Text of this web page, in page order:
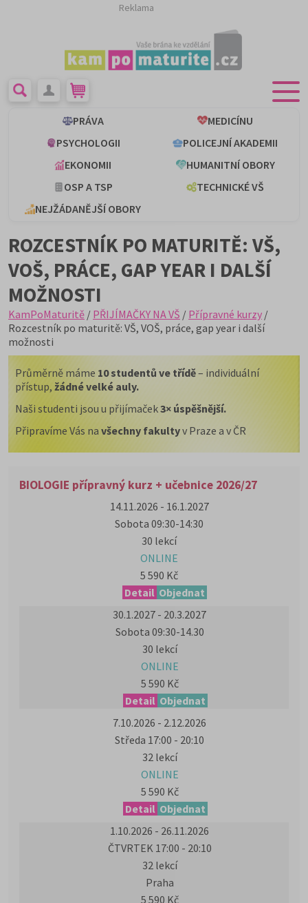
Reklama
PRÁVA
MEDICÍNU
PSYCHOLOGII
POLICEJNÍ AKADEMII
EKONOMII
HUMANITNÍ OBORY
OSP A TSP
TECHNICKÉ VŠ
NEJŽÁDANĚJŠÍ OBORY
ROZCESTNÍK PO MATURITĚ: VŠ,
VOŠ, PRÁCE, GAP YEAR I DALŠÍ
MOŽNOSTI
KamPoMaturitě / PŘIJÍMAČKY NA VŠ / Přípravné kurzy /
Rozcestník po maturitě: VŠ, VOŠ, práce, gap year i další
možnosti
Průměrně máme 10 studentů ve třídě– individuální
přístup, žádné velké auly.
Naši studenti jsou u přijímaček3× úspěšnější.
Připravíme Vás na všechny fakultyv Praze a v ČR
BIOLOGIE přípravný kurz + učebnice 2026/27
14.11.2026 - 16.1.2027
Sobota 09:30-14:30
30 lekcí
ONLINE
5 590 Kč
Detail Objednat
30.1.2027 - 20.3.2027
Sobota 09:30-14.30
30 lekcí
ONLINE
5 590 Kč
Detail Objednat
7.10.2026 - 2.12.2026
Středa 17:00 - 20:10
32 lekcí
ONLINE
5 590 Kč
Detail Objednat
1.10.2026 - 26.11.2026
ČTVRTEK 17:00 - 20:10
32 lekcí
Praha
5 590 Kč